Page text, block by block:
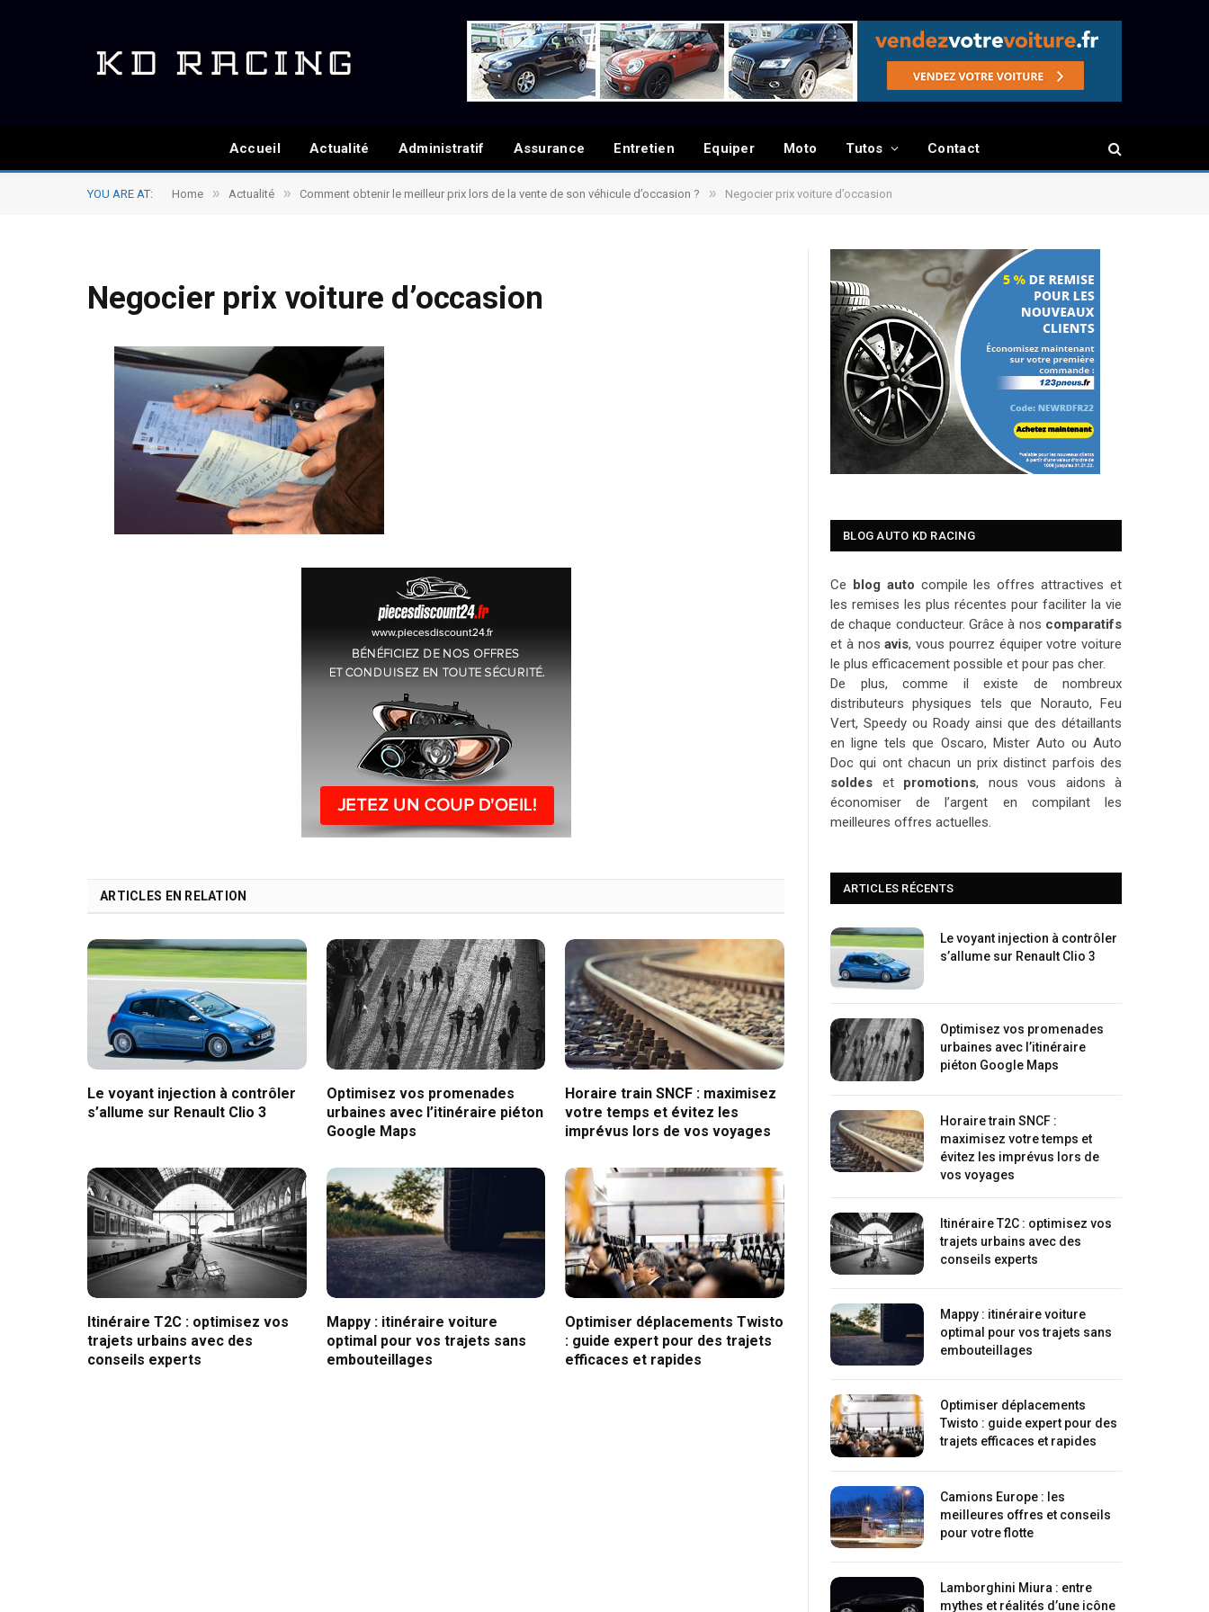
Accueil Actualité Administratif Assurance Entretien Equiper Moto Tutos Contact
YOU ARE AT: Home » Actualité » Comment obtenir le meilleur prix lors de la vente de son véhicule d’occasion ? » Negocier prix voiture d’occasion
Negocier prix voiture d’occasion
ARTICLES EN RELATION
Le voyant injection à contrôler
s’allume sur Renault Clio 3
Optimisez vos promenades
urbaines avec l’itinéraire piéton
Google Maps
Horaire train SNCF : maximisez
votre temps et évitez les
imprévus lors de vos voyages
Itinéraire T2C : optimisez vos
trajets urbains avec des
conseils experts
Mappy : itinéraire voiture
optimal pour vos trajets sans
embouteillages
Optimiser déplacements Twisto
: guide expert pour des trajets
efficaces et rapides
BLOG AUTO KD RACING
Ce blog auto compile les offres attractives et
les remises les plus récentes pour faciliter la vie
de chaque conducteur. Grâce à nos comparatifs
et à nosavis, vous pourrez équiper votre voiture
le plus efficacement possible et pour pas cher.
De plus, comme il existe de nombreux
distributeurs physiques tels que Norauto, Feu
Vert, Speedy ou Roady ainsi que des détaillants
en ligne tels que Oscaro, Mister Auto ou Auto
Doc qui ont chacun un prix distinct parfois des
soldes et promotions, nous vous aidons à
économiser de l’argent en compilant les
meilleures offres actuelles.
ARTICLES RÉCENTS
Le voyant injection à contrôler
s’allume sur Renault Clio 3
Optimisez vos promenades
urbaines avec l’itinéraire
piéton Google Maps
Horaire train SNCF :
maximisez votre temps et
évitez les imprévus lors de
vos voyages
Itinéraire T2C : optimisez vos
trajets urbains avec des
conseils experts
Mappy : itinéraire voiture
optimal pour vos trajets sans
embouteillages
Optimiser déplacements
Twisto : guide expert pour des
trajets efficaces et rapides
Camions Europe : les
meilleures offres et conseils
pour votre flotte
Lamborghini Miura : entre
mythes et réalités d’une icône